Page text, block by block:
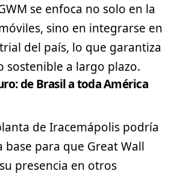
se enfoca no solo en la
sino en integrarse en
del país, lo que garantiza
sostenible a largo plazo.
de Brasil a toda América
de Iracemápolis podría
base para que Great Wall
presencia en otros